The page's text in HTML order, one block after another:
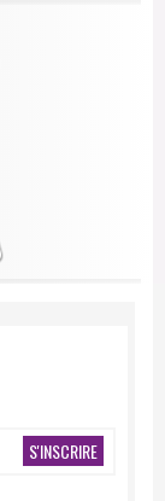
S'INSCRIRE